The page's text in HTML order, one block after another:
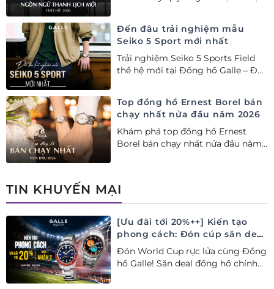
Đến đâu trải nghiệm mẫu
Seiko 5 Sport mới nhất
Trải nghiệm Seiko 5 Sports Field
thế hệ mới tại Đồng hồ Galle – Đại
Top đồng hồ Ernest Borel bán
chạy nhất nửa đầu năm 2026
Khám phá top đồng hồ Ernest
Borel bán chạy nhất nửa đầu năm
TIN KHUYẾN MẠI
[Ưu đãi tới 20%++] Kiến tạo
phong cách: Đón cúp săn deal
– Siêu ưu đãi đồng hành cùng
World Cup
Đón World Cup rực lửa cùng Đồng
hồ Galle! Săn deal đồng hồ chính